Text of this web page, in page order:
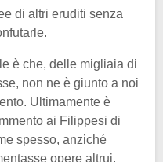
di altri eruditi senza
è che, delle migliaia di
non ne è giunto a noi
Ultimamente è
ai Filippesi di
spesso, anziché
opere altrui.